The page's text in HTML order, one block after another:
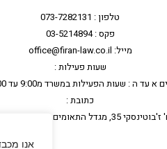
אנו
טלפון : 073-7282131
פקס : 03-5214894
מייל: office@firan-law.co.il
שעות פעילות :
א עד ה : שעות הפעילות במשרד מ9:00 עד 17:00
כתובת :
35, מגדל התאומים 2 - קומה 7, רמת גן